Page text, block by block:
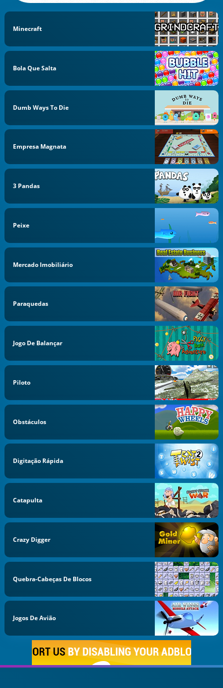
Minecraft
Bola Que Salta
Dumb Ways To Die
Empresa Magnata
3 Pandas
Peixe
Mercado Imobiliário
Paraquedas
Jogo De Balançar
Piloto
Obstáculos
Digitação Rápida
Catapulta
Crazy Digger
Quebra-Cabeças De Blocos
Jogos De Avião